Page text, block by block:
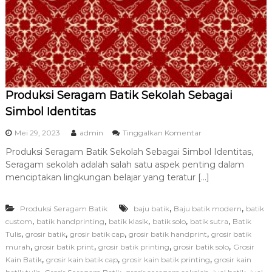
U
m
r
o
h
T
e
r
b
a
T
e
r
c
a
y
Produksi Seragam Batik Sekolah Sebagai
Simbol Identitas
Mei 29, 2023 admin Tinggalkan Komentarp
d
a
P
d
u
k
i
S
Produksi Seragam Batik Sekolah Sebagai Simbol Identitas,
Seragam sekolah adalah salah satu aspek penting dalam
menciptakan lingkungan belajar yang teratur […]
Produksi Seragam Batik baju batik, Baju batik modern, batik
custom, batik handprinting, batik klasik, batik solo, batik sutra, Batik
Tulis, grosir batik, grosir batik cap, grosir batik handprint, grosir batik
murah, grosir batik print, grosir batik printing, grosir batik solo, Grosir
Kain Batik, grosir kain batik cap, grosir kain batik printing, grosir kain